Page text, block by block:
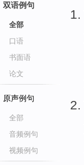
双语例句
全部
口语
书面语
论文
原声例句
全部
音频例句
视频例句